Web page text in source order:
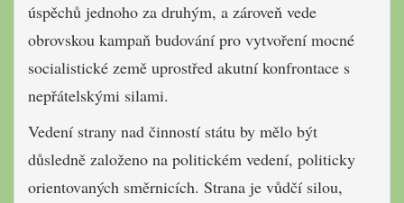
úspěchů jednoho za druhým, a zároveň vede
obrovskou kampaň budování pro vytvoření mocné
socialistické země uprostřed akutní konfrontace s
nepřátelskými silami.
Vedení strany nad činností státu by mělo být
důsledně založeno na politickém vedení, politicky
orientovaných směrnicích. Strana je vůdčí silou,